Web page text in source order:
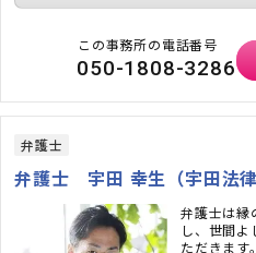
この事務所の電話番号
050-1808-3286
弁護士
弁護士 宇田 幸生（宇田法律
弁護士は縁
し、世間
ただきます